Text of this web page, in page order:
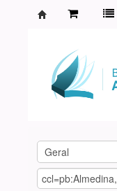
Agamenon
Magalhães